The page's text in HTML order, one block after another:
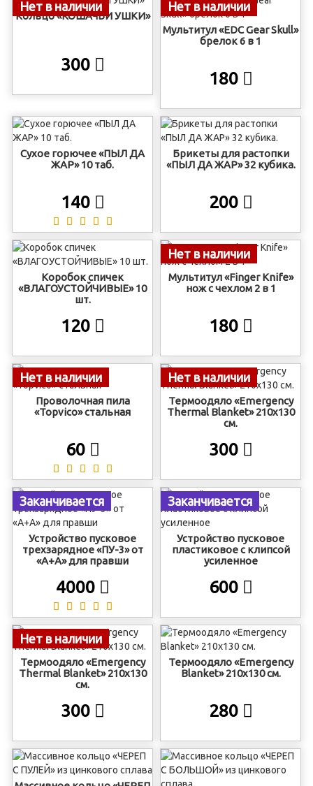
Нет в наличии
Кольцо «КОШАЧЬИ УШКИ»
300
Нет в наличии
Мультитул «EDC Gear Skull»
брелок 6 в 1
180
Сухое горючее «ПЫЛ ДА
ЖАР» 10 таб.
140
Брикеты для растопки
«ПЫЛ ДА ЖАР» 32 кубика.
200
Коробок спичек
«ВЛАГОУСТОЙЧИВЫЕ» 10
шт.
120
Нет в наличии
Мультитул «Finger Knife»
нож с чехлом 2 в 1
180
Нет в наличии
Проволочная пила
«Topvico» стальная
60
Нет в наличии
Термоодяло «Emergency
Thermal Blanket» 210х130
см.
300
Заканчивается
Устройство пусковое
трехзарядное «ПУ-3» от
«А+А» для правши
4000
Заканчивается
Устройство пусковое
пластиковое с клипсой
усиленное
600
Нет в наличии
Термоодяло «Emergency
Thermal Blanket» 210х130
см.
300
Термоодяло «Emergency
Blanket» 210х130 см.
280